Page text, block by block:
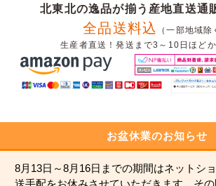
北東北の逸品が揃う産地直送通
全品送料込
（一部地域除
生産者直送！発送まで3～10日ほど
お盆休業のお知らせ
8月13日～8月16日までの期間はネットシ